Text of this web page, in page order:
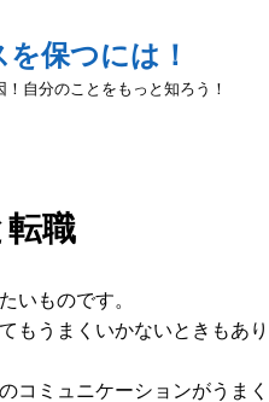
保つには！
自分のことをもっと知ろう！
職
いものです。
もうまくいかないときもあり
コミュニケーションがうまく